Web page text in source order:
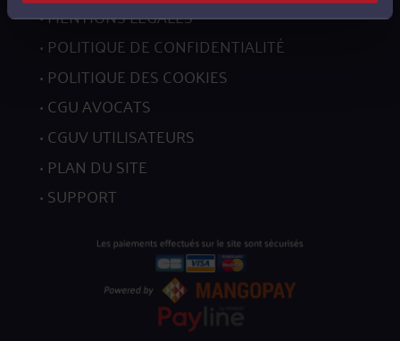
MENTIONS LÉGALES
POLITIQUE DE CONFIDENTIALITÉ
POLITIQUE DES COOKIES
CGU AVOCATS
CGUV UTILISATEURS
PLAN DU SITE
SUPPORT